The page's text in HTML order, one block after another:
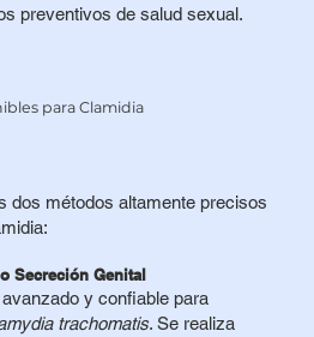
preventivos de salud sexual.
para Clamidia
dos métodos altamente precisos
Secreción Genital
y confiable para
trachomatis. Se realiza